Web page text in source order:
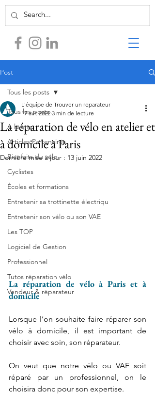
Post
Tous les posts
A la une
Articles Partenaires
Bienfaits du vélo
Cyclistes
Écoles et formations
Entretenir sa trottinette électriqu
Entretenir son vélo ou son VAE
Les TOP
Logiciel de Gestion
Professionnel
Tutos réparation vélo
Vendeur & réparateur
Tous les posts
La réparation de vélo en atelier et
à domicile à Paris
L'équipe de Trouver un reparateur
17 avr. 2022 3 min de lecture
Dernière mise à jour : 13 juin 2022
La réparation de vélo à Paris et à
domicile
Lorsque l’on souhaite faire réparer son
vélo à domicile, il est important de
choisir avec soin, son réparateur.
On veut que notre vélo ou VAE soit
réparé par un professionnel, on le
choisira donc pour son expertise.